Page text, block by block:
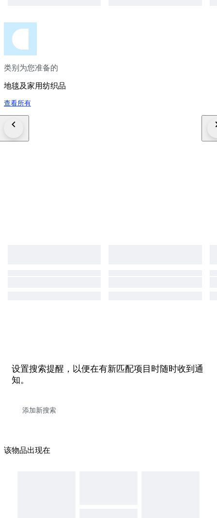
类别为您准备的
地毯及家用纺织品
查看所有
设置搜索提醒，以便在有新匹配项目时随时收到通
知。
该物品出现在